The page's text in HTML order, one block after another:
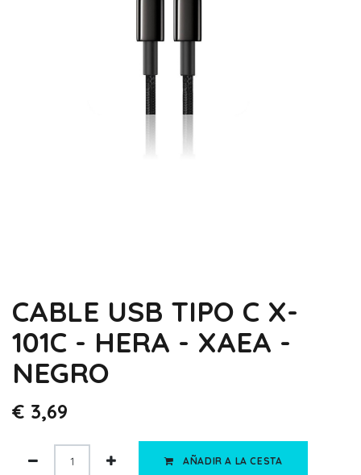
CABLE USB TIPO C X-
101C - HERA - XAEA -
NEGRO
€ 3,69
AÑADIR A LA CESTA